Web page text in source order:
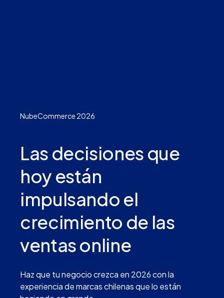
NubeCommerce 2026
Las decisiones que
hoy están
impulsando el
crecimiento de las
ventas online
Haz que tu negocio crezca en 2026 con la
experiencia de marcas chilenas que lo están